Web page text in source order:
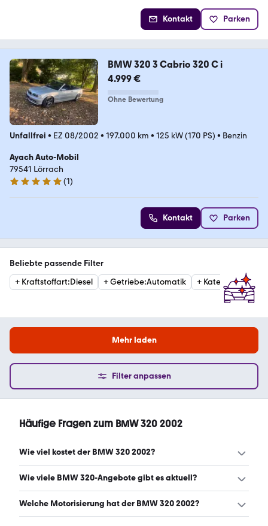
Kontakt Parken
BMW 320 3 Cabrio 320 C i
4.999 €
Ohne Bewertung
Unfallfrei • EZ 08/2002 • 197.000 km • 125 kW (170 PS) • Benzin
Ayach Auto-Mobil
79541 Lörrach
5 Sterne
(1)
Kontakt Parken
Beliebte passende Filter
+ Kraftstoffart:Diesel +Getriebe:Automatik + Kategorie:
Mehr laden
Filter anpassen
Häufige Fragen zum BMW 320 2002
Wie viel kostet der BMW 320 2002?
Ein guter Preis für einen BMW 320 2002 liegt zwischen
Wie viele BMW 320-Angebote gibt es aktuell?
Es gibt insgesamt 203 BMW 320 bei mobile.de, davon
Welche Motorisierung hat der BMW 320 2002?